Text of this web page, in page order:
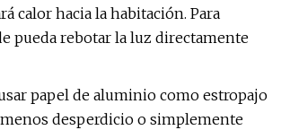
calor hacia la habitación. Para
pueda rebotar la luz directamente
papel de aluminio como estropajo
desperdicio o simplemente